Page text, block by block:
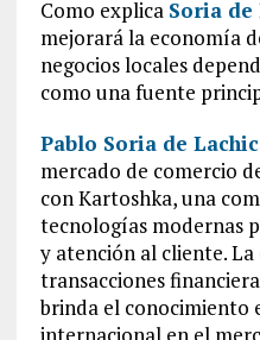
Como explica Soria de
mejorará la economía
negocios locales
como una fuente
Pablo Soria de
mercado de comercio
con Kartoshka, una
tecnologías modernas
y atención al cliente.
transacciones
brinda el conocimiento